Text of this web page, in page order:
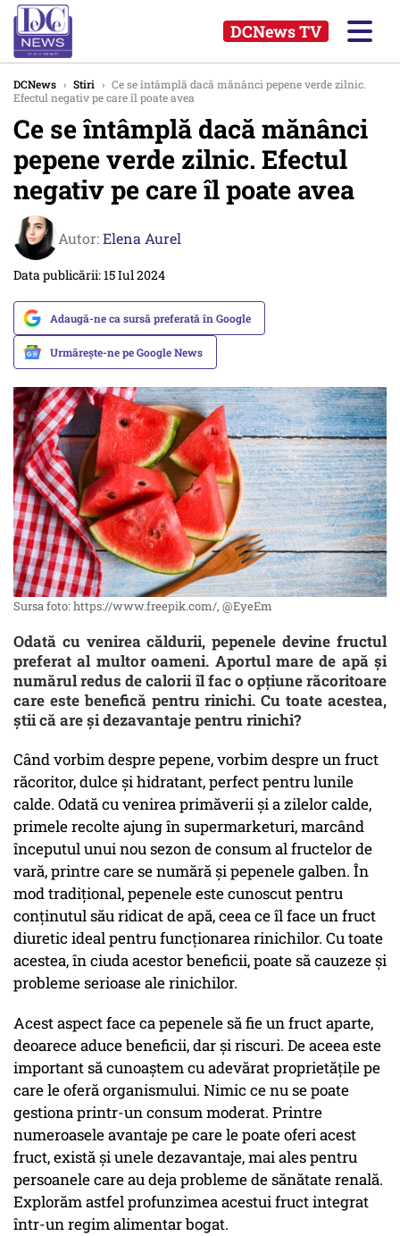
DCNews TV
DCNews › Stiri › Ce se întâmplă dacă mănânci pepene verde zilnic.
Efectul negativ pe care îl poate avea
Ce se întâmplă dacă mănânci
pepene verde zilnic. Efectul
negativ pe care îl poate avea
Autor:Elena Aurel
Data publicării: 15 Iul 2024
Adaugă-ne ca sursă preferată în Google
Urmărește-ne pe Google News
Sursa foto: https://www.freepik.com/, @EyeEm
Odată cu venirea căldurii, pepenele devine fructul
preferat al multor oameni. Aportul mare de apă și
numărul redus de calorii îl fac o opțiune răcoritoare
care este benefică pentru rinichi. Cu toate acestea,
știi că are și dezavantaje pentru rinichi?
Când vorbim despre pepene, vorbim despre un fruct
răcoritor, dulce și hidratant, perfect pentru lunile
calde. Odată cu venirea primăverii și a zilelor calde,
primele recolte ajung în supermarketuri, marcând
începutul unui nou sezon de consum al fructelor de
vară, printre care se numără și pepenele galben. În
mod tradițional, pepenele este cunoscut pentru
conținutul său ridicat de apă, ceea ce îl face un fruct
diuretic ideal pentru funcționarea rinichilor. Cu toate
acestea, în ciuda acestor beneficii, poate să cauzeze și
probleme serioase ale rinichilor.
Acest aspect face ca pepenele să fie un fruct aparte,
deoarece aduce beneficii, dar și riscuri. De aceea este
important să cunoaștem cu adevărat proprietățile pe
care le oferă organismului. Nimic ce nu se poate
gestiona printr-un consum moderat. Printre
numeroasele avantaje pe care le poate oferi acest
fruct, există și unele dezavantaje, mai ales pentru
persoanele care au deja probleme de sănătate renală.
Explorăm astfel profunzimea acestui fruct integrat
într-un regim alimentar bogat.